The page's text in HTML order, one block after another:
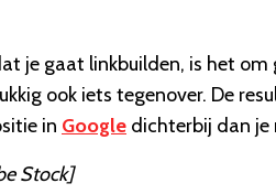
je gaat linkbuilden, is het
ook iets tegenover. De
in Google dichterbij dan je
Stock]